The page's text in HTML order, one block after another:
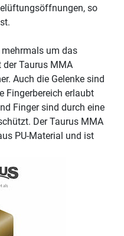
so
mehrmals um das
Taurus MMA
Auch die Gelenke sind
Fingerbereich erlaubt
Finger sind durch eine
Der Taurus MMA
PU-Material und ist